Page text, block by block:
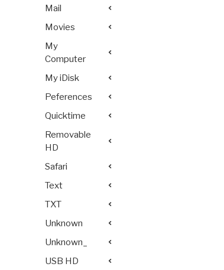
Mail
Movies
My
Computer
My iDisk
Peferences
Quicktime
Removable
HD
Safari
Text
TXT
Unknown
Unknown_
USB HD